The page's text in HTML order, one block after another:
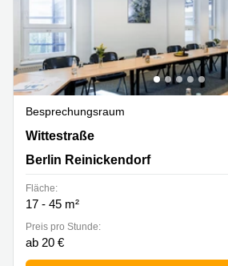
Besprechungsraum
Wittestraße 30 K, Berlin Reinickendorf
Wittestraße
Berlin Reinickendorf
Fläche:
17 - 45 m²
Preis pro Stunde:
ab 20 €